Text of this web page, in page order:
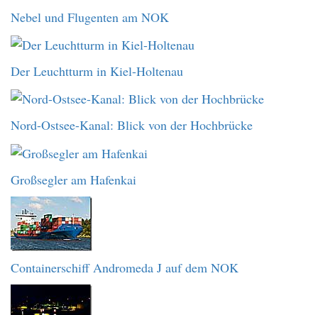
Nebel und Flugenten am NOK
Der Leuchtturm in Kiel-Holtenau
Nord-Ostsee-Kanal: Blick von der Hochbrücke
Großsegler am Hafenkai
Containerschiff Andromeda J auf dem NOK